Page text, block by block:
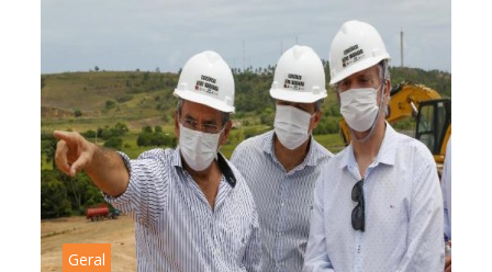
Geral